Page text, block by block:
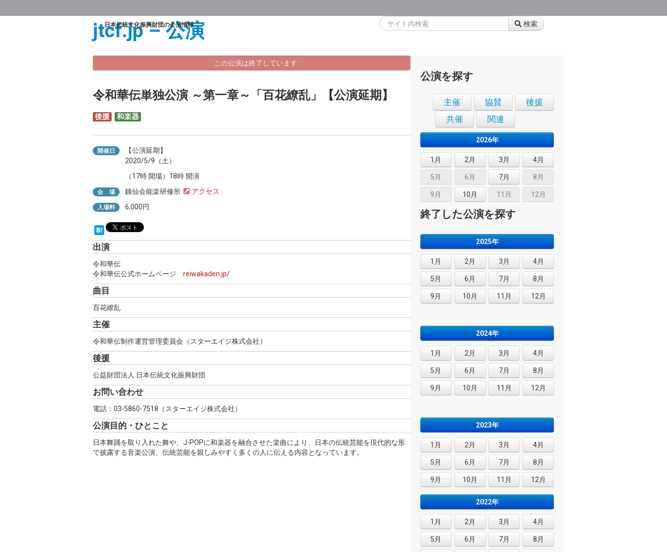
jtcf.jp – 公演
日本伝統文化振興財団の公演情報 検索
この公演は終了しています
令和華伝単独公演 ～第一章～「百花繚乱」【公演延期】
後援 和楽器
開催日
【公演延期】
2020/5/9（土）
（17時 開場）18時 開演
会 場 銕仙会能楽研修所
入場料 6,000円
出演
令和華伝
令和華伝公式ホームページ reiwakaden.jp/
曲目
百花繚乱
主催
令和華伝制作運営管理委員会（スターエイジ株式会社）
後援
公益財団法人 日本伝統文化振興財団
お問い合わせ
電話：03-5860-7518（スターエイジ株式会社）
公演目的・ひとこと
日本舞踊を取り入れた舞や、J-POPに和楽器を融合させた楽曲により、日本の伝統芸能を現代的な形
で披露する音楽公演。伝統芸能を親しみやすく多くの人に伝える内容となっています。
公演を探す
主催 協賛
後援
共催
関連
2026年
1月 2月 3月 4月
5月 6月 7月 8月
9月 10月 11月 12月
終了した公演を探す
2025年
1月 2月 3月 4月
5月 6月 7月 8月
9月 10月 11月 12月
2024年
1月 2月 3月 4月
5月 6月 7月 8月
9月 10月 11月 12月
2023年
1月 2月 3月 4月
5月 6月 7月 8月
9月 10月 11月 12月
2022年
1月 2月 3月 4月
5月 6月 7月 8月